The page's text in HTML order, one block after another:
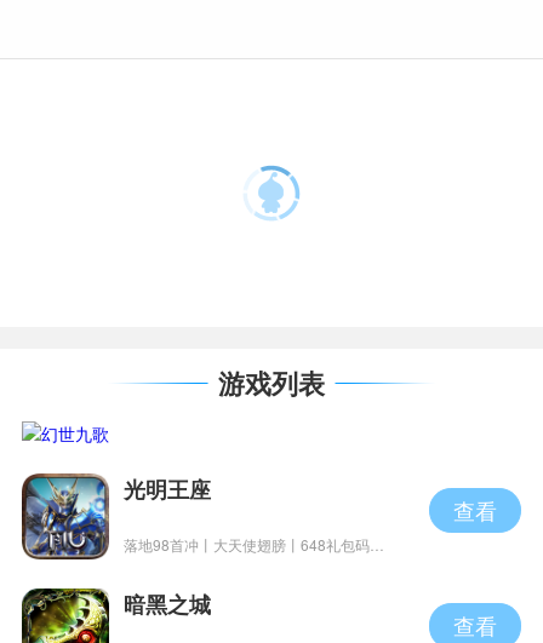
游戏列表
光明王座
落地98首冲丨大天使翅膀丨648礼包码
查看
暗黑之城
查看